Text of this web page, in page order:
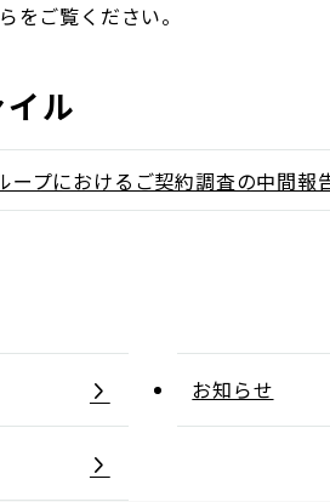
をご覧ください。
ル
ープにおけるご契約調査の中間報
お知らせ